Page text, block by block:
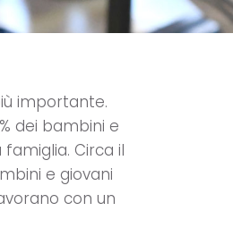
importante.
dei bambini e
Circa il
e giovani
con un